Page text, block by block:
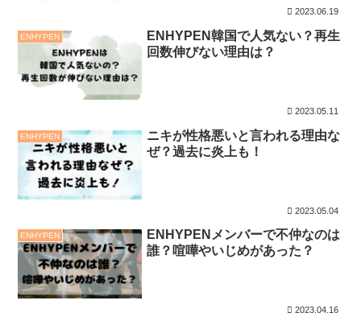
2023.06.19
ENHYPEN
ENHYPEN韓国で人気ない？再生
回数伸びない理由は？
2023.05.11
ENHYPEN
ニキが性格悪いと言われる理由な
ぜ？過去に炎上も！
2023.05.04
ENHYPEN
ENHYPENメンバーで不仲なのは
誰？喧嘩やいじめがあった？
2023.04.16